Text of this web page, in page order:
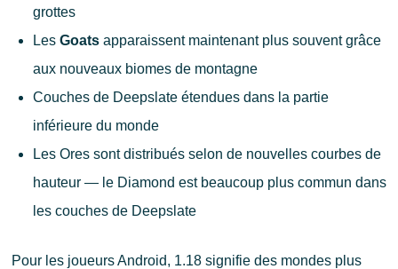
grottes
Les Goatsapparaissent maintenant plus souvent grâce
aux nouveaux biomes de montagne
Couches de Deepslate étendues dans la partie
inférieure du monde
Les Ores sont distribués selon de nouvelles courbes de
hauteur — le Diamond est beaucoup plus commun dans
les couches de Deepslate
Pour les joueurs Android, 1.18 signifie des mondes plus